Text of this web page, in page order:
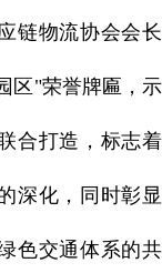
链物流协会会长
区"荣誉牌匾，示
合打造，标志着
深化，同时彰显
色交通体系的共